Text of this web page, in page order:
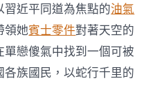
近平同道為焦點的油氣
領她賓士零件對著天空的
戀傻氣中找到一個可被
族國民，以蛇行千里的